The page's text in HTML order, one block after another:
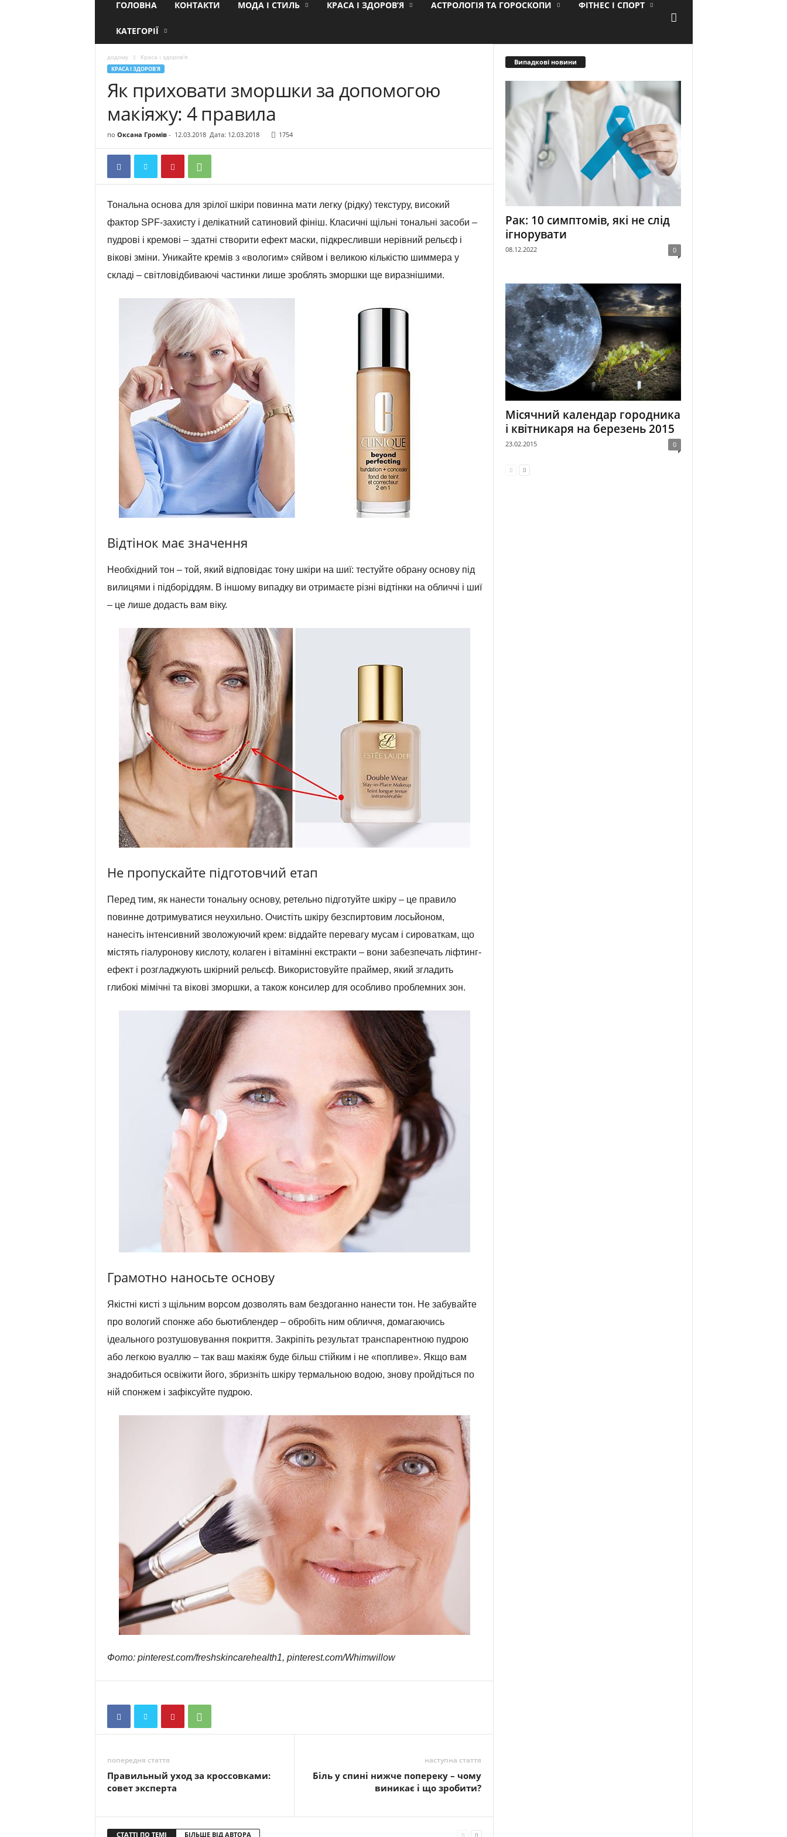
ГОЛОВНА КОНТАКТИ МОДА І СТИЛЬ КРАСА І ЗДОРОВ’Я АСТРОЛОГІЯ ТА ГОРОСКОПИ ФІТНЕС І СПОРТ
КАТЕГОРІЇ
додому Краса і здоров'я
КРАСА І ЗДОРОВ'Я
Як приховати зморшки за допомогою
макіяжу: 4 правила
по Оксана Громів- 12.03.2018 Дата: 12.03.2018 1754
Тональна основа для зрілої шкіри повинна мати легку (рідку) текстуру, високий
фактор SPF-захисту і делікатний сатиновий фініш. Класичні щільні тональні засоби –
пудрові і кремові – здатні створити ефект маски, підкресливши нерівний рельєф і
вікові зміни. Уникайте кремів з «вологим» сяйвом і великою кількістю шиммера у
складі – світловідбиваючі частинки лише зроблять зморшки ще виразнішими.
Відтінок має значення
Необхідний тон – той, який відповідає тону шкіри на шиї: тестуйте обрану основу під
вилицями і підборіддям. В іншому випадку ви отримаєте різні відтінки на обличчі і шиї
– це лише додасть вам віку.
Не пропускайте підготовчий етап
Перед тим, як нанести тональну основу, ретельно підготуйте шкіру – це правило
повинне дотримуватися неухильно. Очистіть шкіру безспиртовим лосьйоном,
нанесіть інтенсивний зволожуючий крем: віддайте перевагу мусам і сироваткам, що
містять гіалуронову кислоту, колаген і вітамінні екстракти – вони забезпечать ліфтинг-
ефект і розгладжують шкірний рельєф. Використовуйте праймер, який згладить
глибокі мімічні та вікові зморшки, а також консилер для особливо проблемних зон.
Грамотно наносьте основу
Якістні кисті з щільним ворсом дозволять вам бездоганно нанести тон. Не забувайте
про вологий спонже або бьютиблендер – обробіть ним обличчя, домагаючись
ідеального розтушовування покриття. Закріпіть результат транспарентною пудрою
або легкою вуаллю – так ваш макіяж буде більш стійким і не «попливе». Якщо вам
знадобиться освіжити його, збризніть шкіру термальною водою, знову пройдіться по
ній спонжем і зафіксуйте пудрою.
Фото: pinterest.com/freshskincarehealth1, pinterest.com/Whimwillow
попередня стаття
Правильный уход за кроссовками:
совет эксперта
наступна стаття
Біль у спині нижче попереку – чому
виникає і що зробити?
СТАТТІ ПО ТЕМІ БІЛЬШЕ ВІД АВТОРА
Випадкові новини
Рак: 10 симптомів, які не слід
ігнорувати
08.12.2022 0
Місячний календар городника
і квітникаря на березень 2015
23.02.2015 0